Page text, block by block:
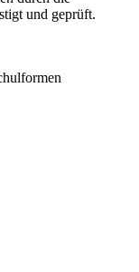
und geprüft.